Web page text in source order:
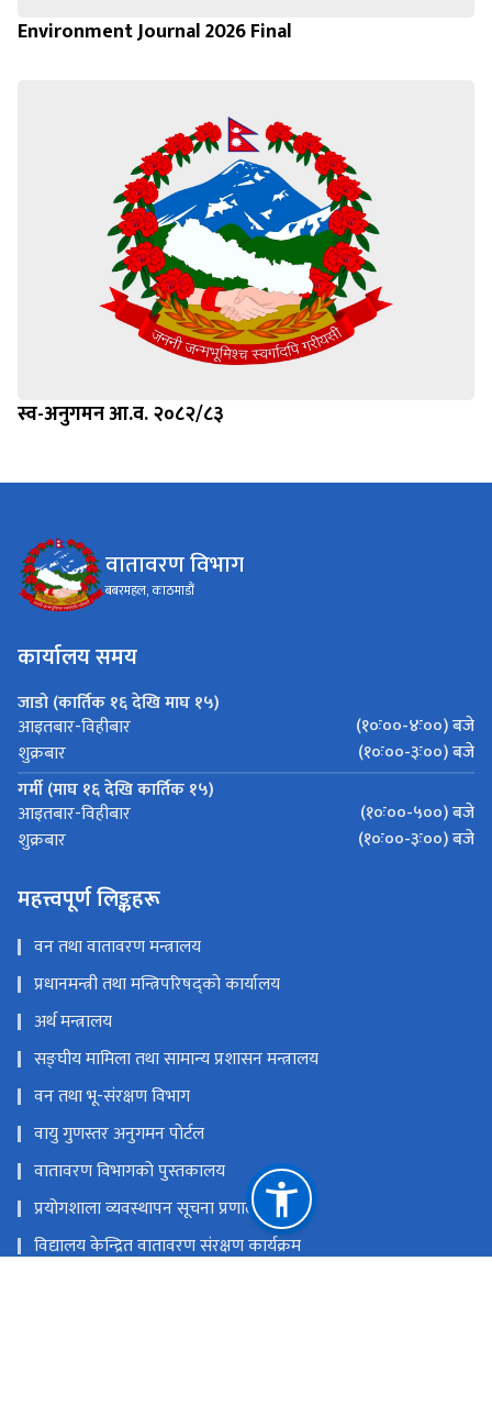
Environment Journal 2026 Final
स्व-अनुगमन आ.व. २०८२/८३
वातावरण विभाग
बबरमहल, काठमाडौं
कार्यालय समय
जाडो (कार्तिक १६ देखि माघ १५)
आइतबार-विहीबार
(१०ः००-४ः००) बजे
शुक्रबार
(१०ः००-३ः००) बजे
गर्मी (माघ १६ देखि कार्तिक १५)
आइतबार-विहीबार
(१०ः००-५००) बजे
शुक्रबार
(१०ः००-३ः००) बजे
महत्त्वपूर्ण लिङ्कहरू
वन तथा वातावरण मन्त्रालय
प्रधानमन्त्री तथा मन्त्रिपरिषद्को कार्यालय
अर्थ मन्त्रालय
सङ्‍घीय मामिला तथा सामान्य प्रशासन मन्त्रालय
वन तथा भू-संरक्षण विभाग
वायु गुणस्तर अनुगमन पोर्टल
वातावरण विभागको पुस्तकालय
प्रयोगशाला व्यवस्थापन सूचना प्रणाली
विद्यालय केन्द्रित वातावरण संरक्षण कार्यक्रम